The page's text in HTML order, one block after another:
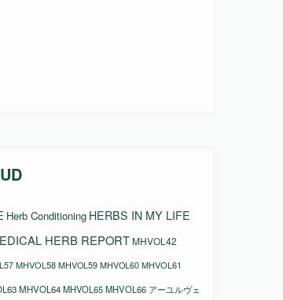
Herb Conditioning HERBS IN MY LIFE
HERB REPORTMHVOL42
MHVOL58 MHVOL59 MHVOL60 MHVOL61
MHVOL64MHVOL65MHVOL66 アーユルヴェ